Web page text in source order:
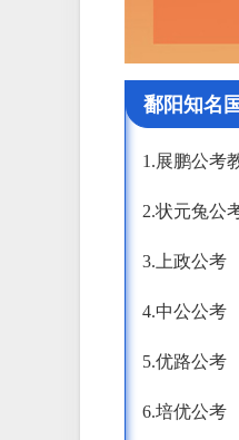
鄱阳知名
1.展鹏公考
2.状元兔公
3.上政公考
4.中公公考
5.优路公考
6.培优公考